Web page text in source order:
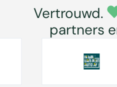
Vertrouwd.
partners